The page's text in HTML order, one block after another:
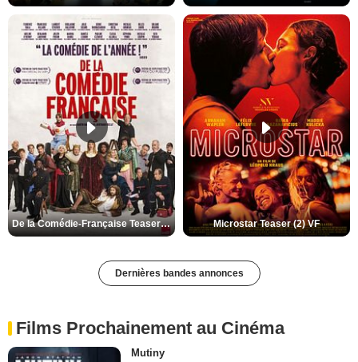
De la Comédie-Française Teaser (3) VF Microstar Teaser (2) VF
Dernières bandes annonces
Films Prochainement au Cinéma
Mutiny